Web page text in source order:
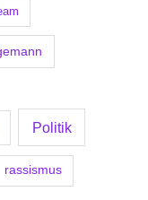
Politik
rassismus